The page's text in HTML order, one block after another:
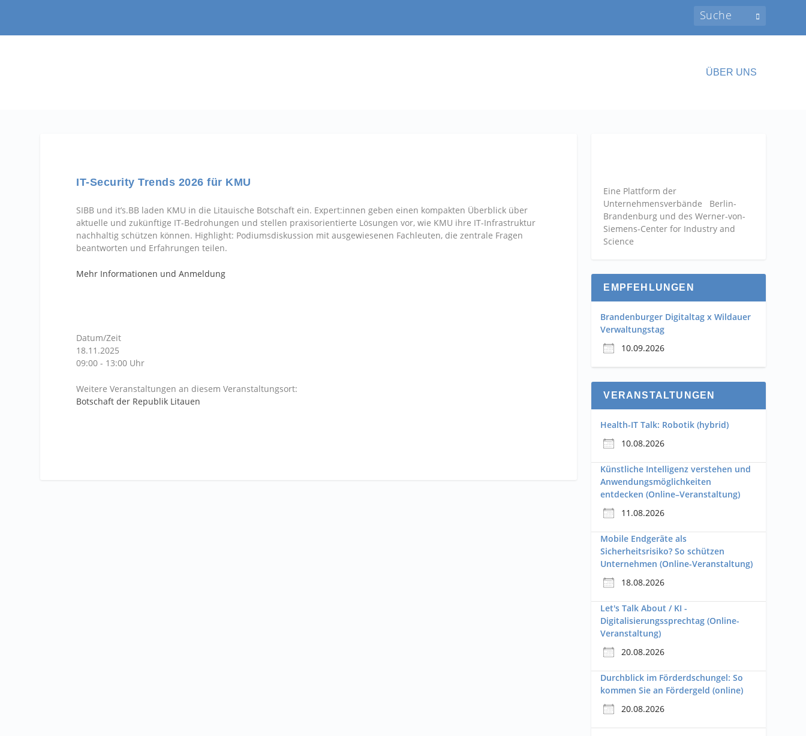
ÜBER UNS
IT-Security Trends 2026 für KMU
SIBB und it’s.BB laden KMU in die Litauische Botschaft ein. Expert:innen geben einen kompakten Überblick über
aktuelle und zukünftige IT-Bedrohungen und stellen praxisorientierte Lösungen vor, wie KMU ihre IT-Infrastruktur
nachhaltig schützen können. Highlight: Podiumsdiskussion mit ausgewiesenen Fachleuten, die zentrale Fragen
beantworten und Erfahrungen teilen.
Mehr Informationen und Anmeldung
Datum/Zeit
18.11.2025
09:00 - 13:00 Uhr
Weitere Veranstaltungen an diesem Veranstaltungsort:
Botschaft der Republik Litauen
Eine Plattform der
Unternehmensverbände Berlin-
Brandenburg und des Werner-von-
Siemens-Center for Industry and
Science
EMPFEHLUNGEN
Brandenburger Digitaltag x Wildauer
Verwaltungstag
10.09.2026
VERANSTALTUNGEN
Health-IT Talk: Robotik (hybrid)
10.08.2026
Künstliche Intelligenz verstehen und
Anwendungsmöglichkeiten
entdecken (Online–Veranstaltung)
11.08.2026
Mobile Endgeräte als
Sicherheitsrisiko? So schützen
Unternehmen (Online-Veranstaltung)
18.08.2026
Let's Talk About / KI -
Digitalisierungssprechtag (Online-
Veranstaltung)
20.08.2026
Durchblick im Förderdschungel: So
kommen Sie an Fördergeld (online)
20.08.2026